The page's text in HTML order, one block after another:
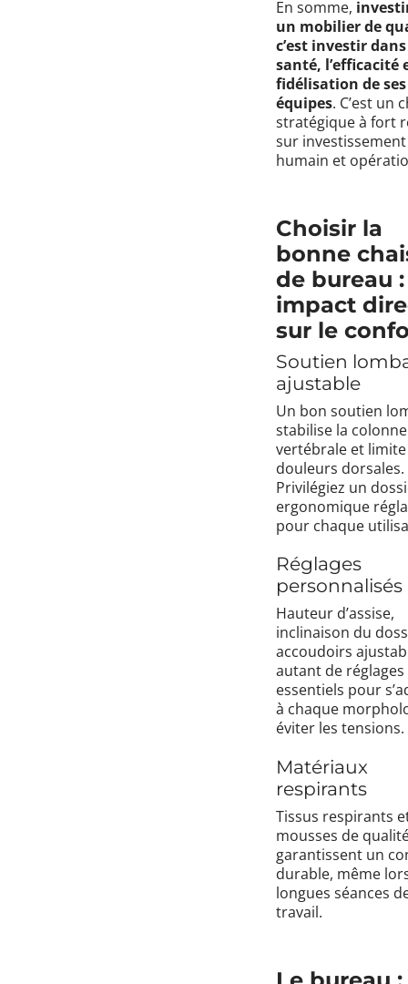
En somme,
un mobilier de
c’est investir
santé, l’efficacité
fidélisation de ses
équipes. C’est un
stratégique à fort
sur investissement
humain et
Choisir la
bonne
de bureau
impact
sur le
Soutien
ajustable
Un bon soutien
stabilise la colonne
vertébrale et
douleurs dorsales.
Privilégiez un
ergonomique
pour chaque
Réglages
personnalisés
Hauteur d’assise,
inclinaison du
accoudoirs
autant de réglages
essentiels pour
à chaque
éviter les tensions.
Matériaux
respirants
Tissus respirants
mousses de
garantissent un
durable, même
longues séances
travail.